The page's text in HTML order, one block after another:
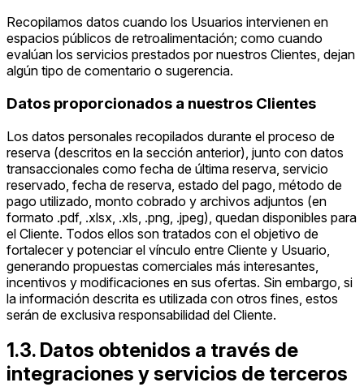
Recopilamos datos cuando los Usuarios intervienen en
espacios públicos de retroalimentación; como cuando
evalúan los servicios prestados por nuestros Clientes, dejan
algún tipo de comentario o sugerencia.
Datos proporcionados a nuestros Clientes
Los datos personales recopilados durante el proceso de
reserva (descritos en la sección anterior), junto con datos
transaccionales como fecha de última reserva, servicio
reservado, fecha de reserva, estado del pago, método de
pago utilizado, monto cobrado y archivos adjuntos (en
formato .pdf, .xlsx, .xls, .png, .jpeg), quedan disponibles para
el Cliente. Todos ellos son tratados con el objetivo de
fortalecer y potenciar el vínculo entre Cliente y Usuario,
generando propuestas comerciales más interesantes,
incentivos y modificaciones en sus ofertas. Sin embargo, si
la información descrita es utilizada con otros fines, estos
serán de exclusiva responsabilidad del Cliente.
1.3. Datos obtenidos a través de
integraciones y servicios de terceros